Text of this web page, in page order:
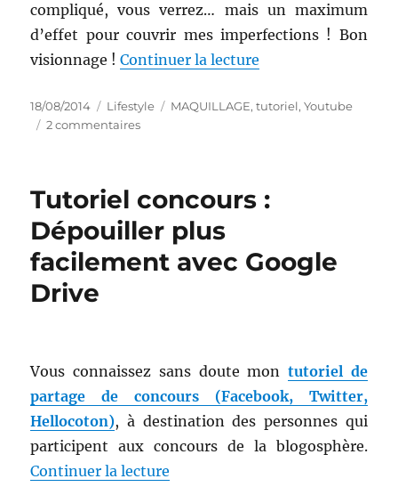
compliqué, vous verrez… mais un maximum
d’effet pour couvrir mes imperfections ! Bon
visionnage !Continuer la lecture
Publié
le
18/08/2014 Catégories
Lifestyle Étiquettes
MAQUILLAGE,tutoriel,Youtube
2 commentairessur
:
holiday
makeup
[Youtube]
Tutoriel concours :
Dépouiller plus
facilement avec Google
Drive
Vous connaissez sans doute mon tutoriel de
partage de concours (Facebook, Twitter,
Hellocoton), à destination des personnes qui
participent aux concours de la blogosphère.
Continuer la lecture